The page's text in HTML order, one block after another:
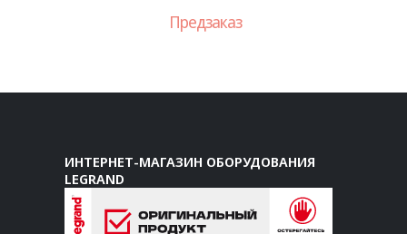
Предзаказ
ИНТЕРНЕТ-МАГАЗИН ОБОРУДОВАНИЯ
LEGRAND